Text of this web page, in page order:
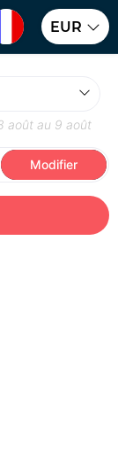
EUR
août au 9 août
Modifier